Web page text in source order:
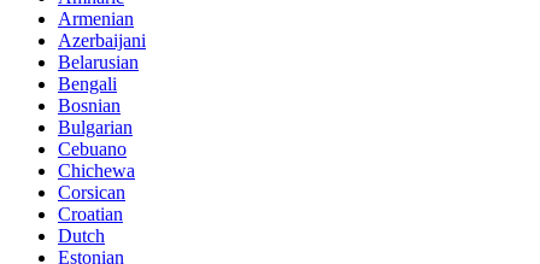
Armenian
Azerbaijani
Belarusian
Bengali
Bosnian
Bulgarian
Cebuano
Chichewa
Corsican
Croatian
Dutch
Estonian